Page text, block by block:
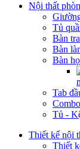
Nội thất
Tủ
Bàn
Bàn
Bàn
Tab
Tủ -
Thiết kế nội
Thiết